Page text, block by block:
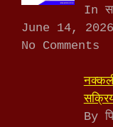
In
June 14, 2026
No Comments
By